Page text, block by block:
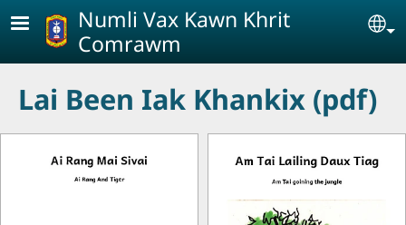
Skip to main content
Numli Vax Kawn Khrit
Comrawm
Lai Been Iak Khankix (pdf)